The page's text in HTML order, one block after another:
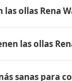
Contáctame
las ollas Rena
de aluminio
permite
las ollas
a la corrosión,
sanas para